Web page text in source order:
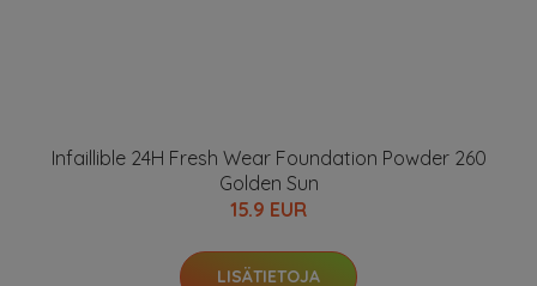
Infaillible 24H Fresh Wear Foundation Powder 260
Golden Sun
15.9 EUR
LISÄTIETOJA